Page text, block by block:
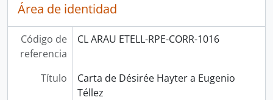
Área de identidad
Código de
referencia
CL ARAU ETELL-RPE-CORR-1016
Título
Carta de Désirée Hayter a Eugenio
Téllez